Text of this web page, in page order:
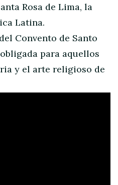
Rosa de Lima, la
Latina.
Convento de Santo
para aquellos
y el arte religioso de